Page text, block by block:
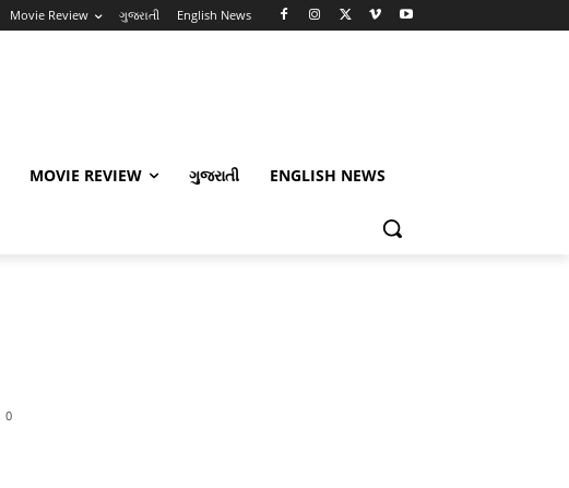
Movie Review ગુજરાતી English News
MOVIE REVIEW ગુજરાતી ENGLISH NEWS
0